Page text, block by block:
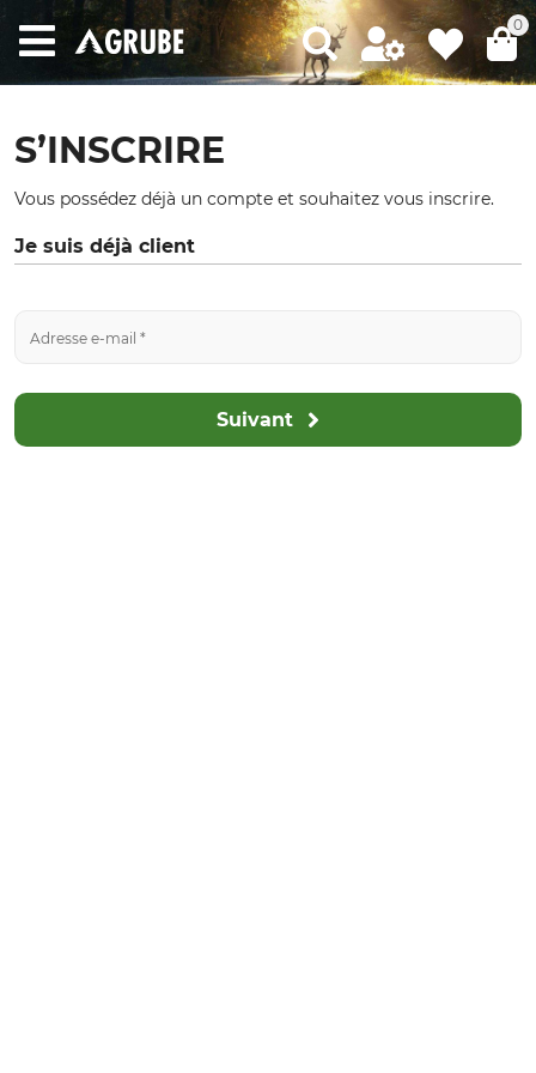
0
S’INSCRIRE
Vous possédez déjà un compte et souhaitez vous inscrire.
Je suis déjà client
Suivant